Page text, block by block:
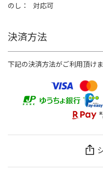
のし
対応可
決済方法
下記の決済方法がご利用頂けま